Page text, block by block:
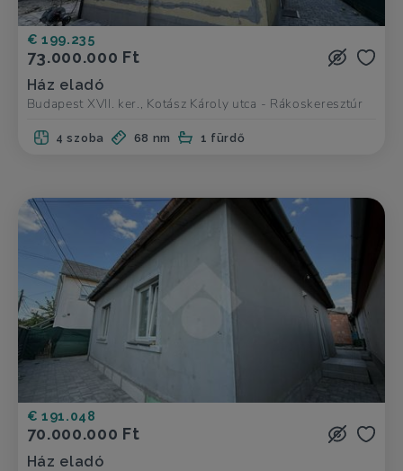
€ 199.235
73.000.000 Ft
Ház eladó
Budapest XVII. ker., Kotász Károly utca - Rákoskeresztúr
4 szoba 68 nm 1 fürdő
€ 191.048
70.000.000 Ft
Ház eladó